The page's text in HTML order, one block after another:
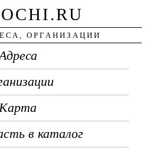
ОРГАНИЗАЦИИ
Карта
в каталог